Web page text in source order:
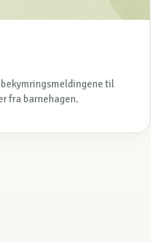
til
fra barnehagen.